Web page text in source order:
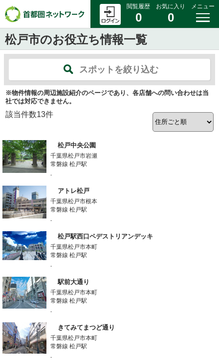
閲覧履歴
0
お気に入り
0
メニュー
松戸市のお役立ち情報一覧
スポットを絞り込む
※物件情報の周辺施設紹介のページであり、各店舗への問い合わせは当
社では対応できません。
該当件数13件
松戸中央公園
千葉県松戸市岩瀬
常磐線 松戸駅
-
アトレ松戸
千葉県松戸市根本
常磐線 松戸駅
-
松戸駅西口ペデストリアンデッキ
千葉県松戸市本町
常磐線 松戸駅
-
駅前大通り
千葉県松戸市本町
常磐線 松戸駅
-
きてみてまつど通り
千葉県松戸市本町
常磐線 松戸駅
-